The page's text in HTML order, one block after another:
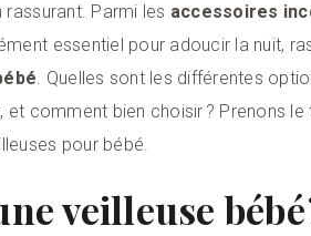
Parmi les accessoires
essentiel pour adoucir la nuit,
. Quelles sont les différentes
comment bien choisir ? Prenons le
pour bébé.
veilleuse bébé